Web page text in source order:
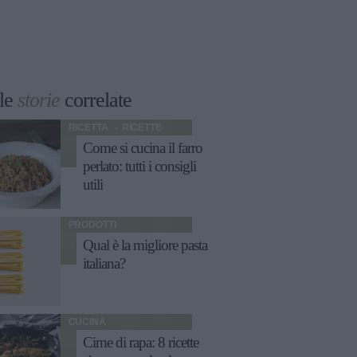
storie correlate
RICETTA
Come si cucina il farro
perlato: tutti i consigli
utili
PRODOTTI
Qual è la migliore pasta
italiana?
CUCINA
Cime di rapa: 8 ricette